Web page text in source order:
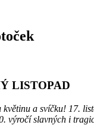
LISTOPAD
květinu a svíčku! 17.
výročí slavných i